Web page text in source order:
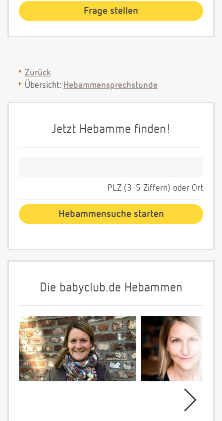
Zurück
Übersicht: Hebammensprechstunde
Jetzt Hebamme finden!
PLZ (3-5 Ziffern) oder Ort
Die babyclub.de Hebammen